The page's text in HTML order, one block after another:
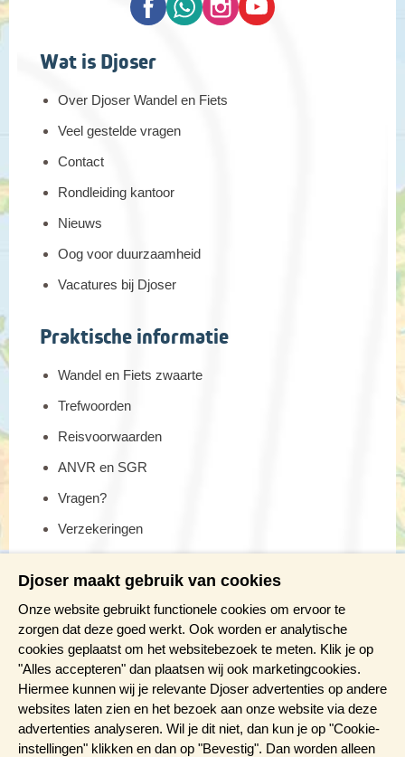
Wat is Djoser
Over Djoser Wandel en Fiets
Veel gestelde vragen
Contact
Rondleiding kantoor
Nieuws
Oog voor duurzaamheid
Vacatures bij Djoser
Praktische informatie
Wandel en Fiets zwaarte
Trefwoorden
Reisvoorwaarden
ANVR en SGR
Vragen?
Verzekeringen
Meer weten?
Brochure aanvragen
Presentaties en Infodagen
Aanmelden nieuwsbrief
Djoser maakt gebruik van cookies
Onze website gebruikt functionele cookies om ervoor te
zorgen dat deze goed werkt. Ook worden er analytische
cookies geplaatst om het websitebezoek te meten. Klik je op
"Alles accepteren" dan plaatsen wij ook marketingcookies.
Hiermee kunnen wij je relevante Djoser advertenties op andere
websites laten zien en het bezoek aan onze website via deze
advertenties analyseren. Wil je dit niet, dan kun je op "Cookie-
instellingen" klikken en dan op "Bevestig". Dan worden alleen